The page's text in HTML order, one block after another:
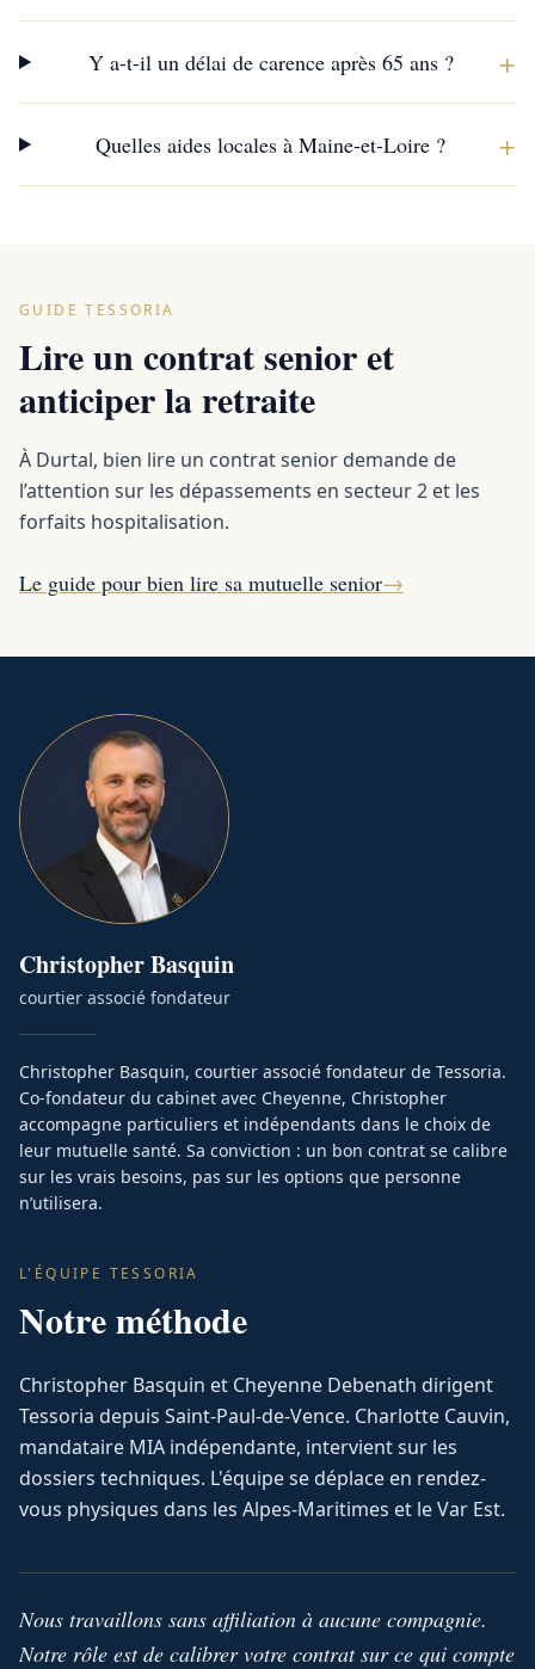
Y a-t-il un délai de carence après 65 ans ? +
Quelles aides locales à Maine-et-Loire ? +
GUIDE TESSORIA
Lire un contrat senior et
anticiper la retraite
À Durtal, bien lire un contrat senior demande de
l’attention sur les dépassements en secteur 2 et les
forfaits hospitalisation.
Le guide pour bien lire sa mutuelle senior→
ChristopherBasquin
courtier associé fondateur
Christopher Basquin, courtier associé fondateur de Tessoria.
Co-fondateur du cabinet avec Cheyenne, Christopher
accompagne particuliers et indépendants dans le choix de
leur mutuelle santé. Sa conviction : un bon contrat se calibre
sur les vrais besoins, pas sur les options que personne
n’utilisera.
L'ÉQUIPE TESSORIA
Notre méthode
Christopher Basquin et Cheyenne Debenath dirigent
Tessoria depuis Saint-Paul-de-Vence. Charlotte Cauvin,
mandataire MIA indépendante, intervient sur les
dossiers techniques. L'équipe se déplace en rendez-
vous physiques dans les Alpes-Maritimes et le Var Est.
Nous travaillons sans affiliation à aucune compagnie.
Notre rôle est de calibrer votre contrat sur ce qui compte